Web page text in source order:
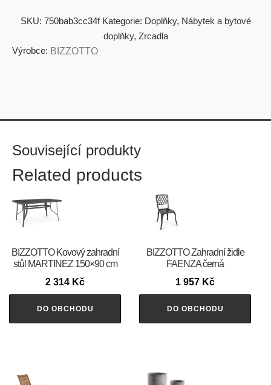
SKU: 750bab3cc34f Kategorie: Doplňky, Nábytek a bytové
doplňky, Zrcadla
Výrobce: BIZZOTTO
Související produkty
Related products
BIZZOTTO Kovový zahradní
stůl MARTINEZ 150×90 cm
2 314 Kč
DO OBCHODU
BIZZOTTO Zahradní židle
FAENZA černá
1 957 Kč
DO OBCHODU